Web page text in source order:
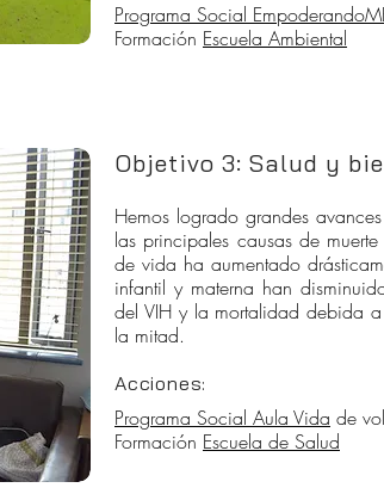
Programa Social
Formación Escuela Ambiental
Objetivo 3: Salud y
Hemos logrado grandes
las principales causas de
de vida ha aumentado
infantil y materna han
del VIH y la mortalidad debida
la mitad.
Acciones:
Programa Social Aula Vida de
Formación Escuela de Salud